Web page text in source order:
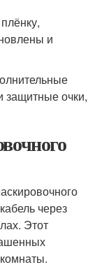
и
защитные очки,
через
Этот